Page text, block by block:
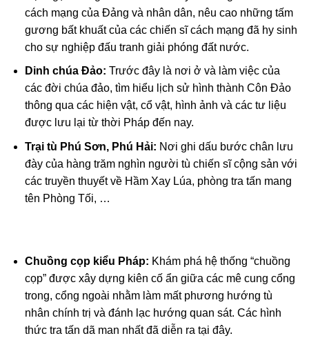
cách mạng của Đảng và nhân dân, nêu cao những tấm
gương bất khuất của các chiến sĩ cách mạng đã hy sinh
cho sự nghiệp đấu tranh giải phóng đất nước.
Dinh chúa Đảo: Trước đây là nơi ở và làm việc của
các đời chúa đảo, tìm hiểu lịch sử hình thành Côn Đảo
thông qua các hiện vật, cổ vật, hình ảnh và các tư liệu
được lưu lại từ thời Pháp đến nay.
Trại tù Phú Sơn, Phú Hải: Nơi ghi dấu bước chân lưu
đày của hàng trăm nghìn người tù chiến sĩ cộng sản với
các truyền thuyết về Hầm Xay Lúa, phòng tra tấn mang
tên Phòng Tối, …
Chuồng cọp kiểu Pháp: Khám phá hệ thống “chuồng
cọp” được xây dựng kiên cố ẩn giữa các mê cung cổng
trong, cổng ngoài nhằm làm mất phương hướng tù
nhân chính trị và đánh lạc hướng quan sát. Các hình
thức tra tấn dã man nhất đã diễn ra tại đây.